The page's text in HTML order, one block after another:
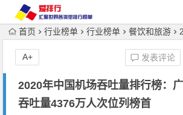
首页 行业榜单 行业榜单 餐饮和旅游
2020年中国机场吞吐量排行榜：
吞吐量4376万人次位列榜首
发表评论
A+